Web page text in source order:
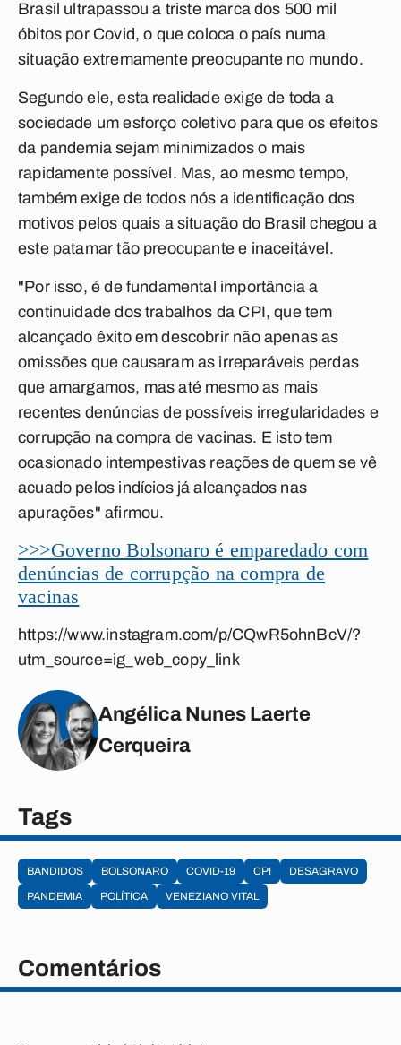
Brasil ultrapassou a triste marca dos 500 mil
óbitos por Covid, o que coloca o país numa
situação extremamente preocupante no mundo.
Segundo ele, esta realidade exige de toda a
sociedade um esforço coletivo para que os efeitos
da pandemia sejam minimizados o mais
rapidamente possível. Mas, ao mesmo tempo,
também exige de todos nós a identificação dos
motivos pelos quais a situação do Brasil chegou a
este patamar tão preocupante e inaceitável.
"Por isso, é de fundamental importância a
continuidade dos trabalhos da CPI, que tem
alcançado êxito em descobrir não apenas as
omissões que causaram as irreparáveis perdas
que amargamos, mas até mesmo as mais
recentes denúncias de possíveis irregularidades e
corrupção na compra de vacinas. E isto tem
ocasionado intempestivas reações de quem se vê
acuado pelos indícios já alcançados nas
apurações" afirmou.
>>>Governo Bolsonaro é emparedado com
denúncias de corrupção na compra de
vacinas
https://www.instagram.com/p/CQwR5ohnBcV/?
utm_source=ig_web_copy_link
Angélica Nunes Laerte
Cerqueira
Tags
BANDIDOS BOLSONARO COVID-19 CPI
DESAGRAVO
PANDEMIA
POLÍTICA VENEZIANO VITAL
Comentários